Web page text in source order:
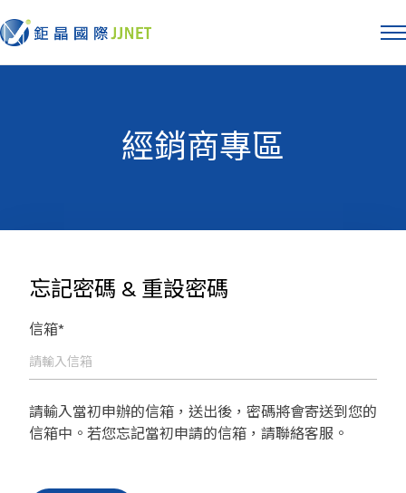
經銷商專區
忘記密碼 & 重設密碼
信箱*
請輸入當初申辦的信箱，送出後，密碼將會寄送到您的
信箱中。若您忘記當初申請的信箱，請聯絡客服。